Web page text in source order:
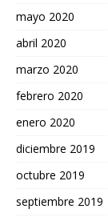
mayo 2020
abril 2020
marzo 2020
febrero 2020
enero 2020
diciembre 2019
octubre 2019
septiembre 2019